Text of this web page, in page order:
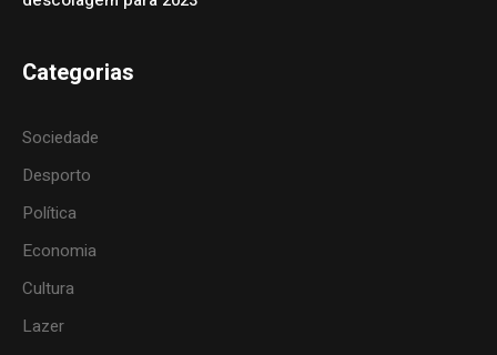
Categorias
Sociedade
Desporto
Política
Economia
Cultura
Lazer